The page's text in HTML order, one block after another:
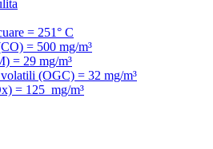
= 251° C
= 500 mg/m³
= 29 mg/m³
(OGC) = 32 mg/m³
= 125 mg/m³